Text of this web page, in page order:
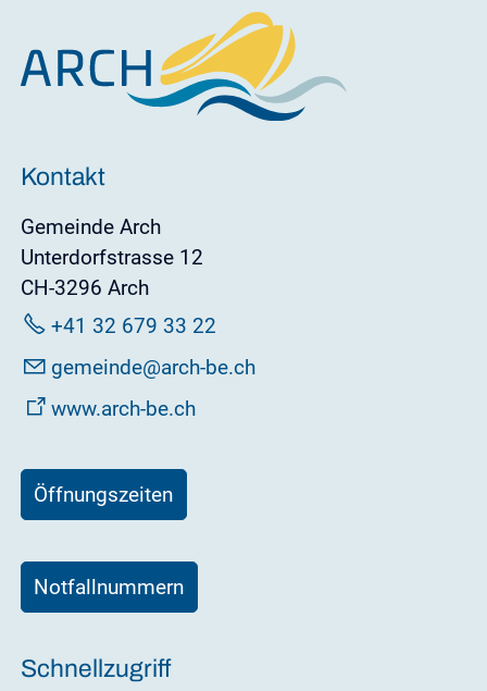
Kontakt
Gemeinde Arch
Unterdorfstrasse 12
CH-3296 Arch
+41 32 679 33 22
g m nd rch-b
ch
www.arch-be.ch
Öffnungszeiten
Notfallnummern
Schnellzugriff